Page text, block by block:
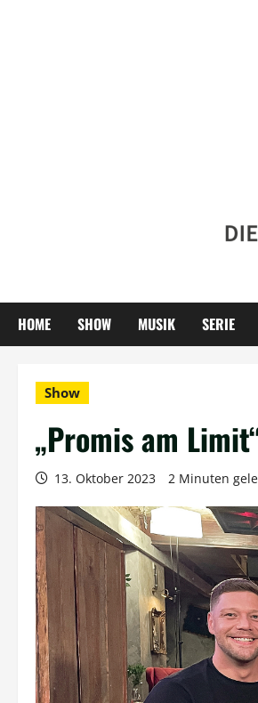
HOME SHOW MUSIK SERIE
Show
„Promis am
13. Oktober 2023 2 Minuten